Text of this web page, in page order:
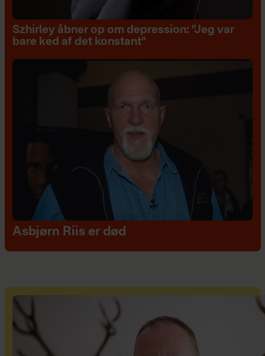
Szhirley åbner op om depression: "Jeg var
bare ked af det konstant"
Asbjørn Riis er død